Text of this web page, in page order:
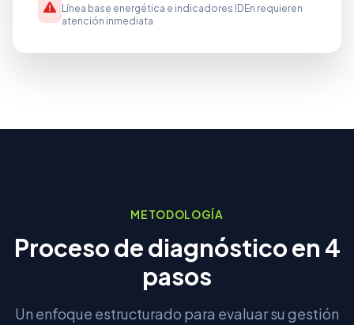
Línea base energética e indicadores IDEn requieren
atención inmediata
METODOLOGÍA
Proceso de diagnóstico en 4
pasos
Un enfoque estructurado para evaluar su gestión